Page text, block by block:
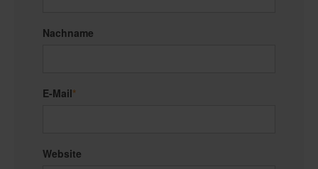
Nachname
E-Mail*
Website